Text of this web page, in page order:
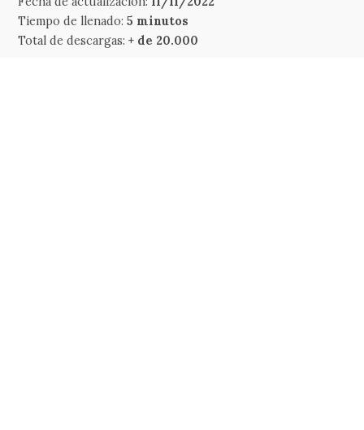
Tiempo de llenado:5 minutos
Total de descargas:+ de 20.000